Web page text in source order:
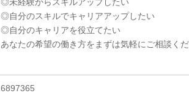
◎自分のスキルでキャリアアップしたい
◎自分のキャリアを役立てたい
あなたの希望の働き方をまずは気軽にご相談く
6897365